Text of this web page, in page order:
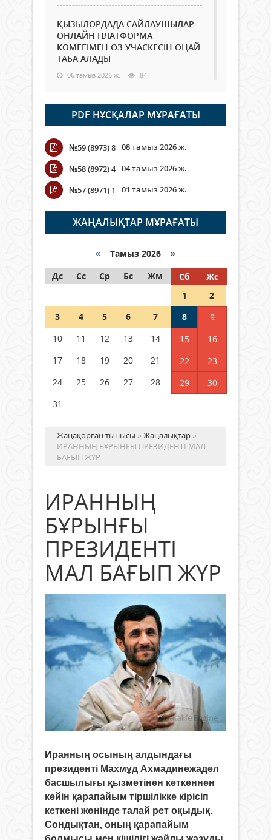
ҚЫЗЫЛОРДАДА САЙЛАУШЫЛАР
ОНЛАЙН ПЛАТФОРМА
КӨМЕГІМЕН ӨЗ УЧАСКЕСІН ОҢАЙ
ТАБА АЛАДЫ
06 тамыз 2026 ж. 84
Open Air: Қызылорда облысы
полиция департаменті 20
мыңнан астам көрерменнің
қауіпсіздігін қамтамасыз етті
06 тамыз 2026 ж.
Wi-Fi ҚАБЫРҒА АРҚЫЛЫ ҚАЛАЙ
ӨТЕДІ?
06 тамыз 2026 ж. 261
граждане Казахстана,
05 тамыз 2026 ж. 143
Шетелде жүрген Қазақстан
азаматтары қалай дауыс бере
PDF НҰСҚАЛАР МҰРАҒАТЫ
№59 (8973) 8 08 тамыз 2026 ж.
№58 (8972) 4 04 тамыз 2026 ж.
№57 (8971) 1
01 тамыз 2026 ж.
ЖАҢАЛЫҚТАР МҰРАҒАТЫ
« Тамыз 2026 »
Дс
Сс Ср Бс Жм Сб
Жс
1
2
3
4 5 6 7 8
9
10
11 12 13 14 15
16
17
18 19 20 21 22
23
24
25 26 27 28 29
30
31
Жаңақорған тынысы »Жаңалықтар »
ИРАННЫҢ БҰРЫНҒЫ ПРЕЗИДЕНТІ МАЛ
БАҒЫП ЖҮР
ИРАННЫҢ
БҰРЫНҒЫ
ПРЕЗИДЕНТІ
МАЛ БАҒЫП ЖҮР
Иранның осының алдындағы
президенті Махмұд Ахмадинежадел
басшылығы қызметінен кеткеннен
кейін қарапайым тіршілікке кірісіп
кеткені жөнінде талай рет оқыдық.
Сондықтан, оның қарапайым